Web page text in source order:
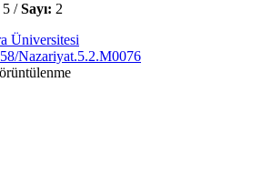
5 /Sayı: 2
Üniversitesi
Nazariyat.5.2.M0076